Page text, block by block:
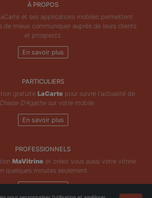
À PROPOS
et ses applications mobiles permettent
de mieux communiquer auprès de leurs clients
et prospects.
En savoir plus
PARTICULIERS
gratuite LaCartepour suivre l'actualité de
D'Agathesur votre mobile.
En savoir plus
PROFESSIONNELS
MaVitrineet créez vous aussi votre vitrine
quelques minutes seulement.